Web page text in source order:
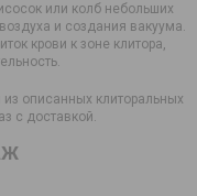
или колб небольших
и создания вакуума.
крови к зоне клитора,
описанных клиторальных
с доставкой.